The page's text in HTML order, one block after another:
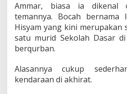
Ammar, biasa ia dikenal
temannya. Bocah bernama
Hisyam yang kini merupakan
satu murid Sekolah Dasar
berqurban.
Alasannya cukup
kendaraan di akhirat.